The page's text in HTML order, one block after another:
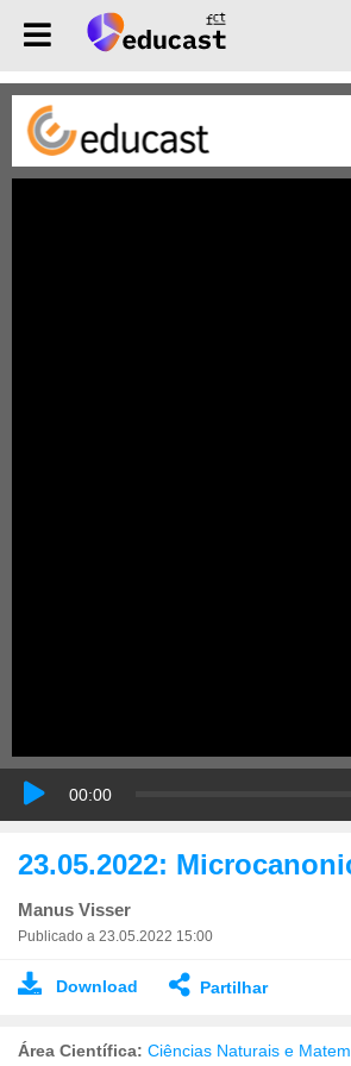
00:00
23.05.2022:
Manus Visser
Publicado a 23.05.2022 15:00
Download Partilhar
Área Científica: Ciências Naturais e